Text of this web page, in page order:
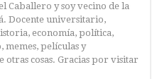
Caballero y soy vecino de la
Docente universitario,
economía, política,
memes, películas y
otras cosas. Gracias por visitar